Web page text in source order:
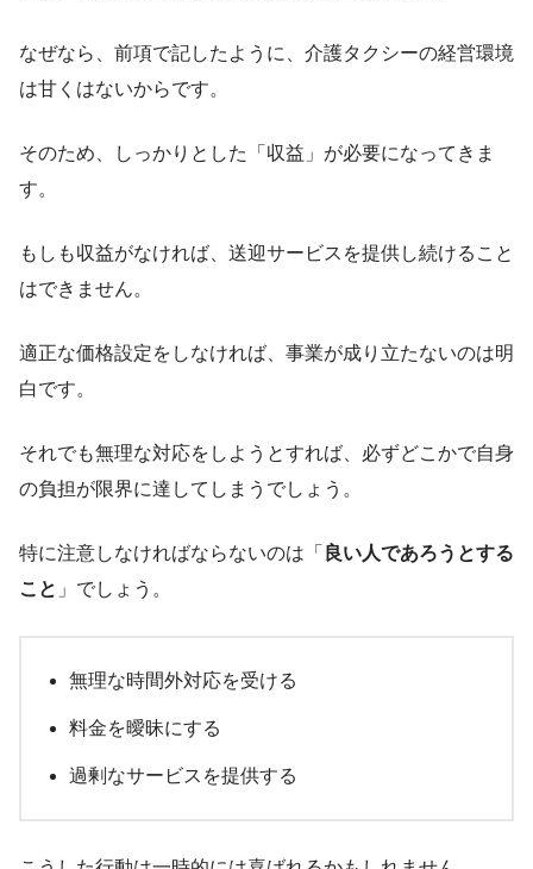
なぜなら、前項で記したように、介護タクシーの経営環境
は甘くはないからです。
そのため、しっかりとした「収益」が必要になってきま
す。
もしも収益がなければ、送迎サービスを提供し続けること
はできません。
適正な価格設定をしなければ、事業が成り立たないのは明
白です。
それでも無理な対応をしようとすれば、必ずどこかで自身
の負担が限界に達してしまうでしょう。
特に注意しなければならないのは「 良い人であろうとする
こと 」でしょう。
無理な時間外対応を受ける
料金を曖昧にする
過剰なサービスを提供する